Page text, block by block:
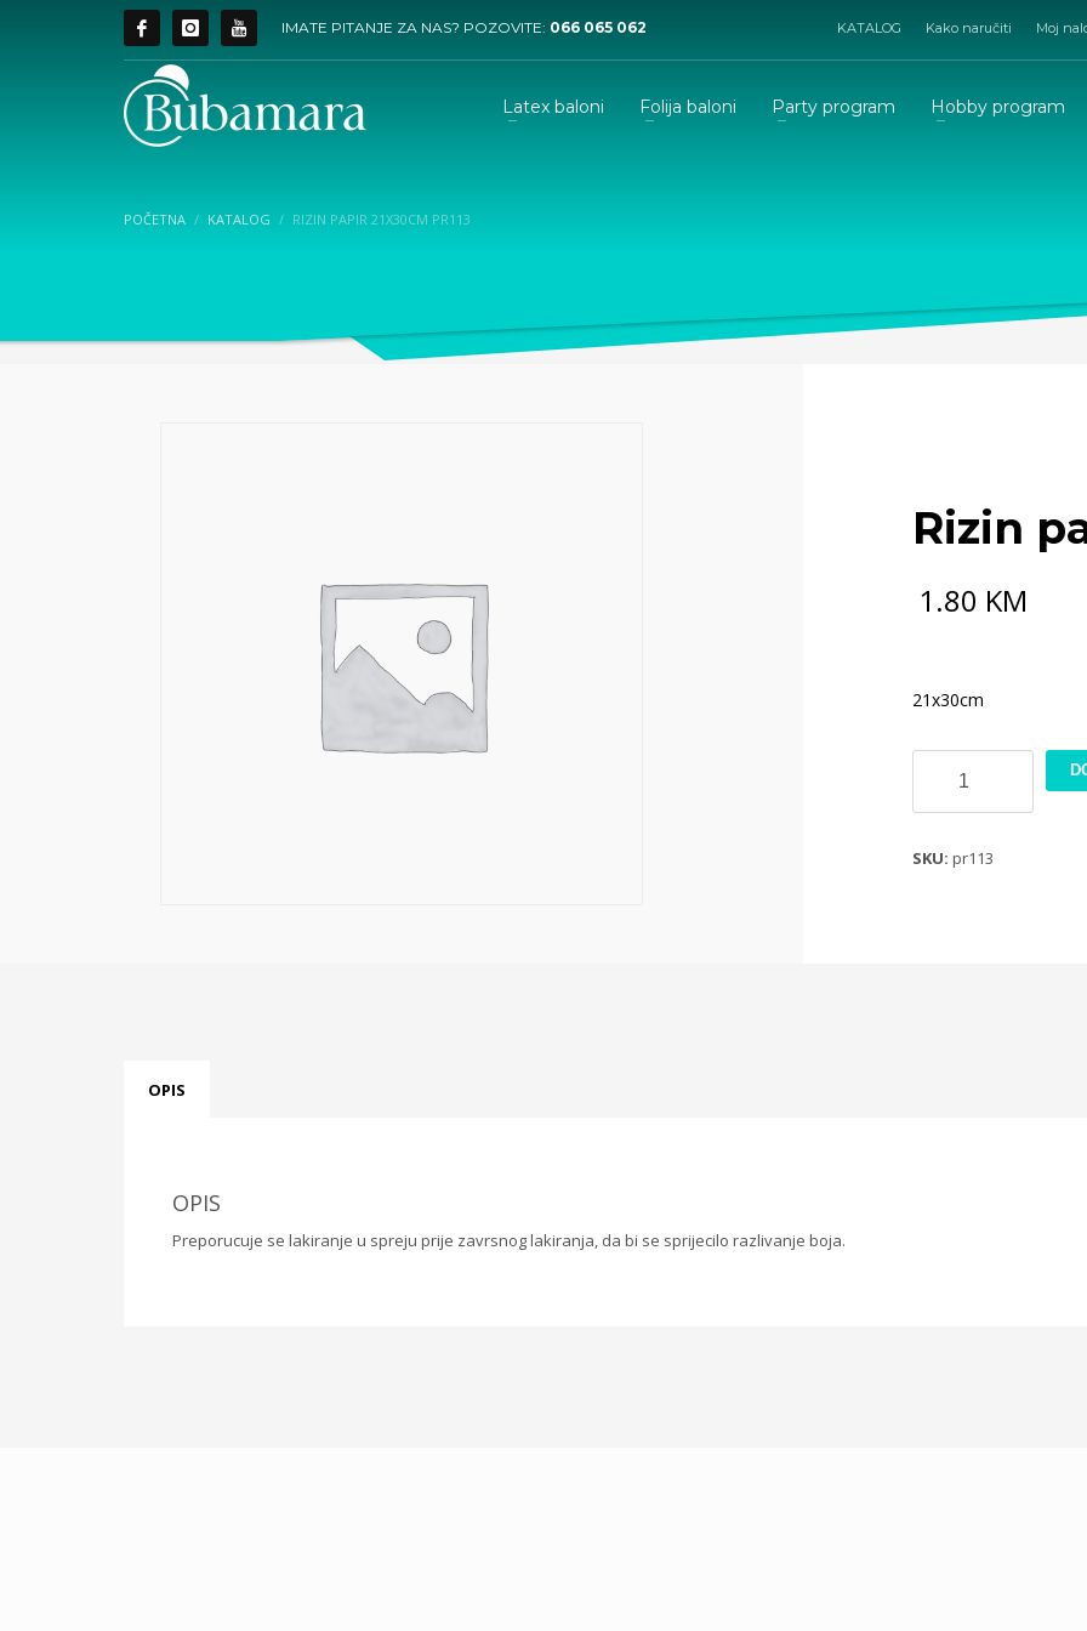
IMATE PITANJE ZA NAS? POZOVITE: 066 065 062 KATALOG Kako naručiti Moj
Latex baloni Folija baloni Party program Hobby program
POČETNA KATALOG RIZIN PAPIR 21X30CM PR113
Rizin
1.80 KM
21x30cm
21x30cm
količina
SKU: pr113
OPIS
OPIS
Preporucuje se lakiranje u spreju prije zavrsnog lakiranja, da bi se sprijecilo razlivanje boja.